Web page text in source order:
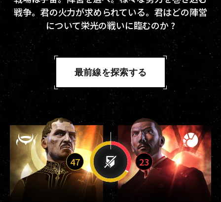
戦争。君の火力が求められている。君はどの陣営
について栄光の戦いに臨むのか ?
最前線を探索する
47 23